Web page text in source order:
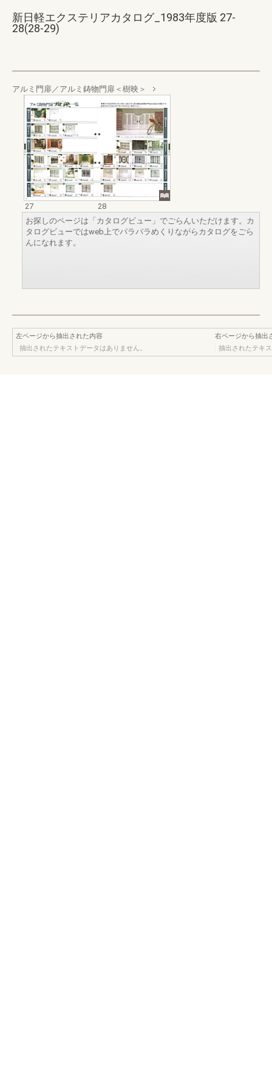
新日軽エクステリアカタログ_1983年度版 27-
28(28-29)
アルミ門扉／アルミ鋳物門扉＜樹映＞
27
28
お探しのページは「カタログビュー」でごらんいただけます。カ
タログビューではweb上でパラパラめくりながらカタログをごら
んになれます。
左ページから抽出された内容
抽出されたテキストデータはありません。
右ページから抽出
抽出されたテキ